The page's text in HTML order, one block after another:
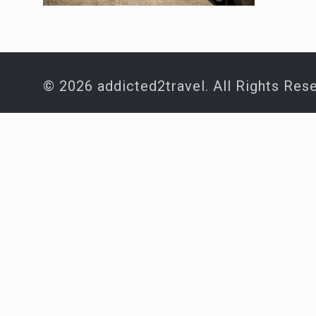
© 2026 addicted2travel. All Rights